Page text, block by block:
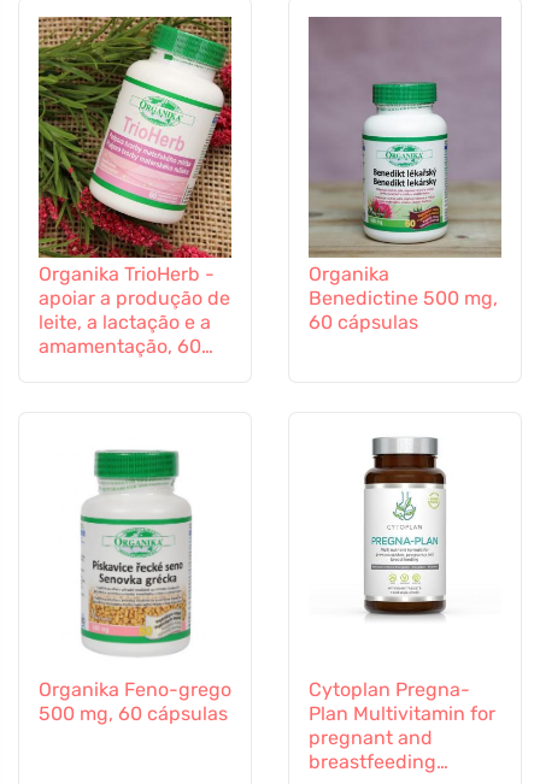
Organika TrioHerb -
apoiar a produção de
leite, a lactação e a
amamentação, 60
Organika
Benedictine 500 mg,
60 cápsulas
Organika Feno-grego
500 mg, 60 cápsulas
Cytoplan Pregna-
Plan Multivitamin for
pregnant and
breastfeeding